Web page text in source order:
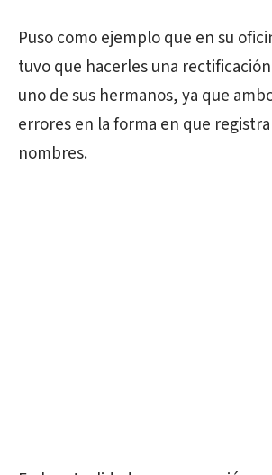
Puso como ejemplo que en su
tuvo que hacerles una
uno de sus hermanos, ya que
errores en la forma en que
nombres.